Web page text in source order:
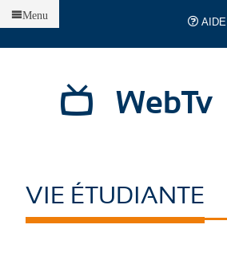
AIDE
WebTv
Menu
VIE ÉTUDIANTE